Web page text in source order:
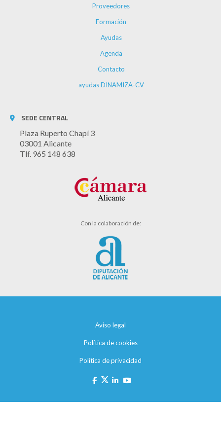
Proveedores
Formación
Ayudas
Agenda
Contacto
ayudas DINAMIZA-CV
SEDE CENTRAL
Plaza Ruperto Chapí 3
03001 Alicante
Tlf. 965 148 638
Con la colaboración de:
Aviso legal
Política de cookies
Política de privacidad